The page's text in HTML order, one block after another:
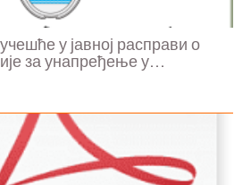
у јавној расправи о
за унапређење у...